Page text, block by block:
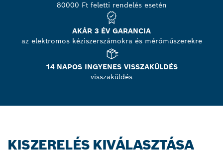
80000 Ft feletti rendelés esetén
AKÁR 3 ÉV GARANCIA
az elektromos kéziszerszámokra és mérőműszerekre
14 NAPOS INGYENES VISSZAKÜLDÉS
visszaküldés
KISZERELÉS KIVÁLASZTÁSA